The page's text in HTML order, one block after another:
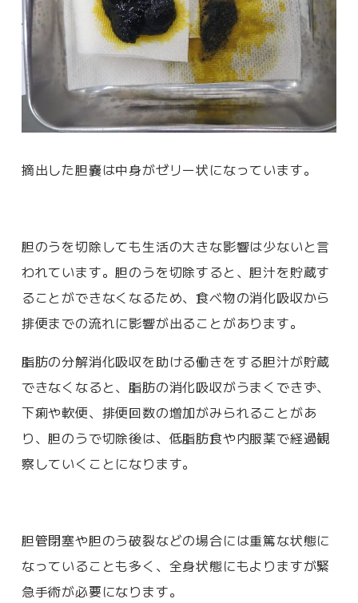
摘出した胆嚢は中身がゼリー状になっています。
胆のうを切除しても生活の大きな影響は少ないと言
われています。胆のうを切除すると、胆汁を貯蔵す
ることができなくなるため、食べ物の消化吸収から
排便までの流れに影響が出ることがあります。
脂肪の分解消化吸収を助ける働きをする胆汁が貯蔵
できなくなると、脂肪の消化吸収がうまくできず、
下痢や軟便、排便回数の増加がみられることがあ
り、胆のうで切除後は、低脂肪食や内服薬で経過観
察していくことになります。
胆管閉塞や胆のう破裂などの場合には重篤な状態に
なっていることも多く、全身状態にもよりますが緊
急手術が必要になります。